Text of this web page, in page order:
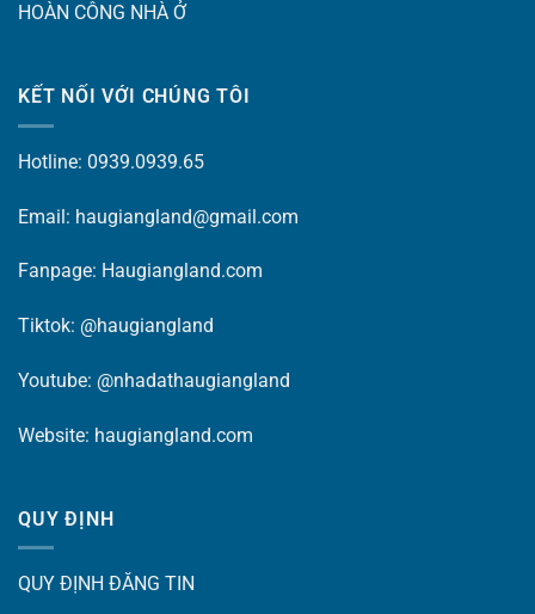
HOÀN CÔNG NHÀ Ở
KẾT NỐI VỚI CHÚNG TÔI
Hotline: 0939.0939.65
Email: haugiangland@gmail.com
Fanpage: Haugiangland.com
Tiktok: @haugiangland
Youtube: @nhadathaugiangland
Website: haugiangland.com
QUY ĐỊNH
QUY ĐỊNH ĐĂNG TIN